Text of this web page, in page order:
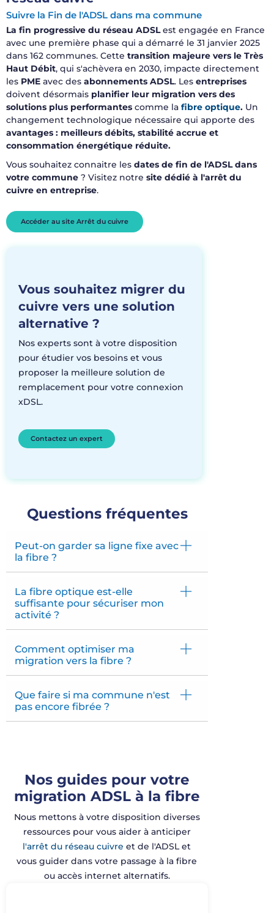
Suivre la Fin de l'ADSL dans ma commune
La fin progressive du réseau ADSLest engagée en France
avec une première phase qui a démarré le 31 janvier 2025
dans 162 communes. Cette transition majeure vers le Très
Haut Débit, qui s'achèvera en 2030, impacte directement
les PME avec des abonnements ADSL. Les entreprises
doivent désormais planifier leur migration vers des
solutions plus performantes comme la fibre optique. Un
changement technologique nécessaire qui apporte des
avantages : meilleurs débits, stabilité accrue et
consommation énergétique réduite.
Vous souhaitez connaitre les dates de fin de l'ADSL dans
votre commune ? Visitez notre site dédié à l'arrêt du
cuivre en entreprise.
Accéder au site Arrêt du cuivre
Vous souhaitez migrer du
cuivre vers une solution
alternative ?
Nos experts sont à votre disposition
pour étudier vos besoins et vous
proposer la meilleure solution de
remplacement pour votre connexion
xDSL.
Contactez un expert
Questions fréquentes
Peut-on garder sa ligne fixe avec
la fibre ?
La fibre optique est-elle
suffisante pour sécuriser mon
activité ?
Comment optimiser ma
migration vers la fibre ?
Que faire si ma commune n'est
pas encore fibrée ?
Nos guides pour votre
migration ADSL à la fibre
Nous mettonsà votre disposition diverses
ressources pour vousaider à anticiper
l'arrêt du réseau cuivre et de l'ADSLet
vous guider dansvotre passage à lafibre
ou accèsinternet alternatifs.